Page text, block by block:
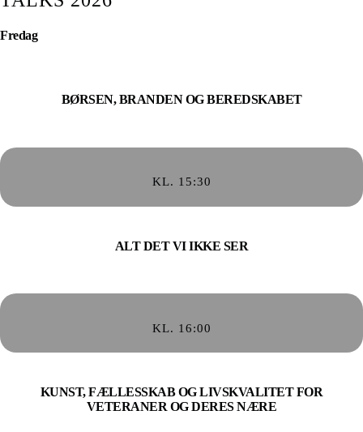
Fredag
BØRSEN, BRANDEN OG BEREDSKABET
KL. 15:30
ALT DET VI IKKE SER
KL. 16:00
KUNST, FÆLLESSKAB OG LIVSKVALITET FOR
VETERANER OG DERES NÆRE